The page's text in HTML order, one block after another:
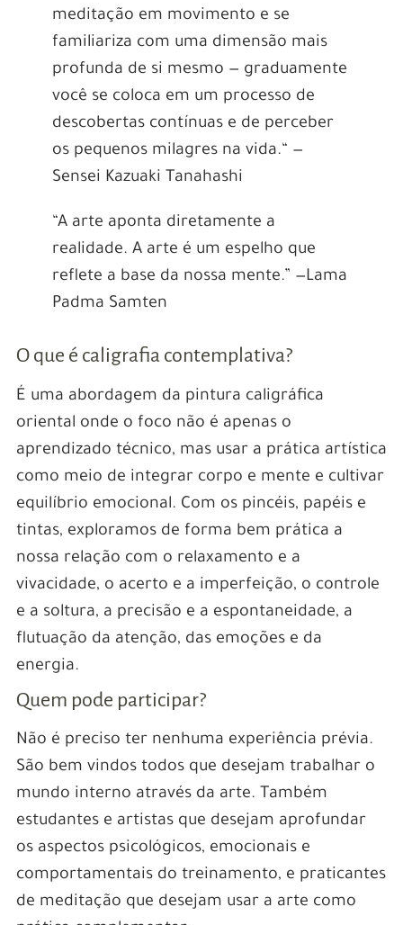
meditação em movimento e se
familiariza com uma dimensão mais
profunda de si mesmo — graduamente
você se coloca em um processo de
descobertas contínuas e de perceber
os pequenos milagres na vida.“ —
Sensei Kazuaki Tanahashi
“A arte aponta diretamente a
realidade. A arte é um espelho que
reflete a base da nossa mente.” —Lama
Padma Samten
O que é caligrafia contemplativa?
Pin Up Casino: El Nuevo
Destino Favorito para los
Peruanos
¿Estás listo para descubrir el nuevo destino
favorito de los peruanos? Prepárate para
adentrarte en el emocionante mundo de Pin Up
Casino, donde la diversión y las ganancias están
garantizadas. En este artículo, te llevaré a través
de un recorrido por este casino en línea,
ha convertido en la opción preferida de los
jugadores peruanos. Desde su amplia selección
de juegos emocionantes hasta sus generosos
bonos y promociones, Pin Up Casino tiene todo
lo que necesitas para vivir una experiencia de
juego inigualable.
Descubre cómo este casino en línea ha
revolucionado la industria del juego en Perú,
É uma abordagem da pintura caligráfica
oriental onde o foco não é apenas o
aprendizado técnico, mas usar a prática artística
como meio de integrar corpo e mente e cultivar
equilíbrio emocional. Com os pincéis, papéis e
tintas, exploramos de forma bem prática a
nossa relação com o relaxamento e a
vivacidade, o acerto e a imperfeição, o controle
e a soltura, a precisão e a espontaneidade, a
flutuação da atenção, das emoções e da
energia.
Quem pode participar?
Não é preciso ter nenhuma experiência prévia.
São bem vindos todos que desejam trabalhar o
mundo interno através da arte. Também
estudantes e artistas que desejam aprofundar
os aspectos psicológicos, emocionais e
comportamentais do treinamento, e praticantes
de meditação que desejam usar a arte como